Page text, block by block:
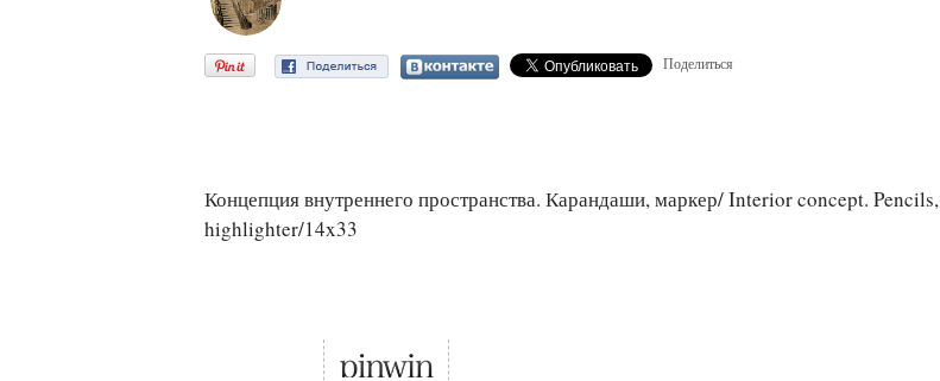
Поделиться
Концепция внутреннего пространства. Карандаши, маркер/ Interior concept. Pencils,
highlighter/14x33